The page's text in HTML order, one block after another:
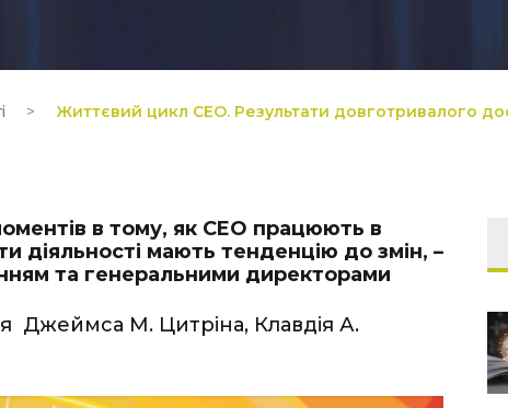
> Життєвий цикл СEO. Результати довготривалого
в тому, як СEO працюють в
діяльності мають тенденцію до змін, –
та генеральними директорами
Джеймса М. Цитріна, Клавдія А.